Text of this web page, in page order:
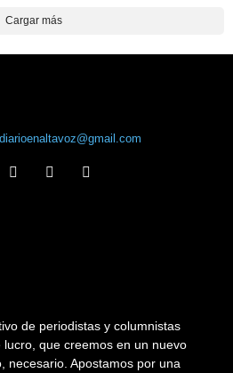
Cargar más
diarioenaltavoz@gmail.com
de periodistas y columnistas
que creemos en un nuevo
necesario. Apostamos por una